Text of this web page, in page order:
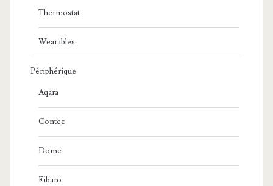
Thermostat
Wearables
Périphérique
Aqara
Contec
Dome
Fibaro